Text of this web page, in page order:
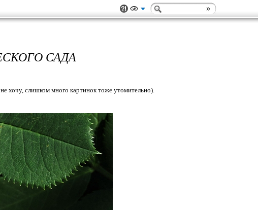
САДА
хочу, слишком много картинок тоже утомительно).